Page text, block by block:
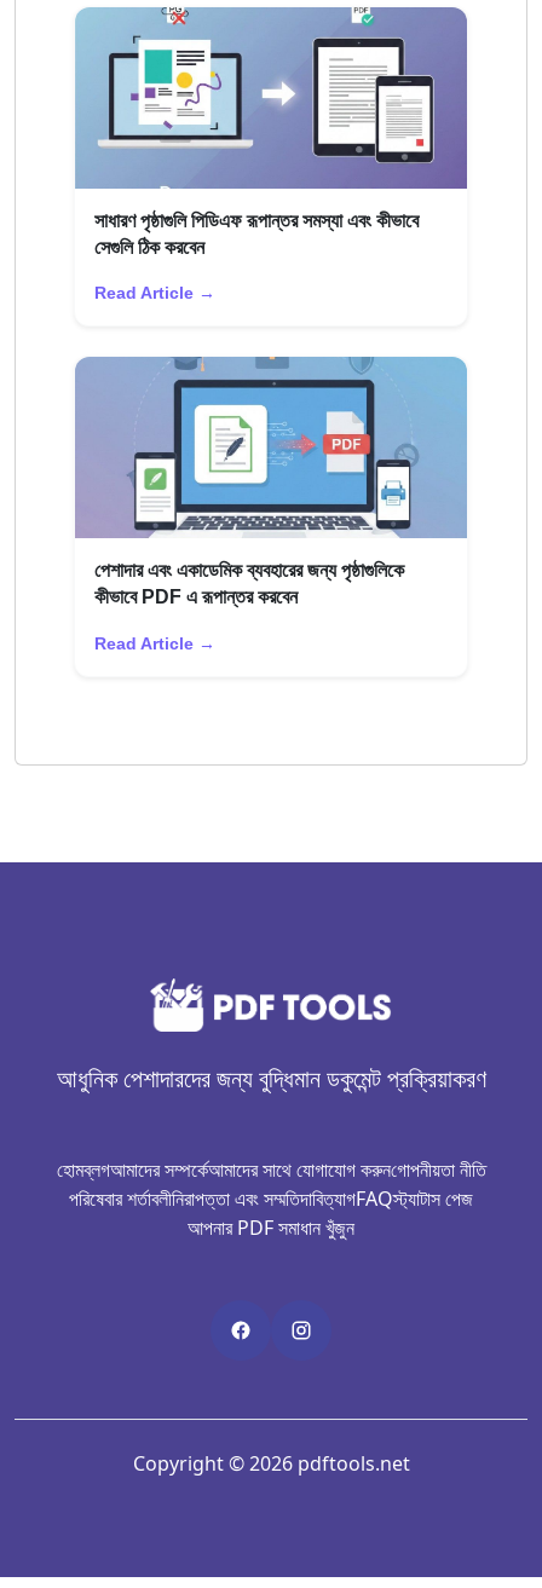
সাধারণ পৃষ্ঠাগুলি পিডিএফ রূপান্তর সমস্যা এবং কীভাবে
সেগুলি ঠিক করবেন
Read Article →
পেশাদার এবং একাডেমিক ব্যবহারের জন্য পৃষ্ঠাগুলিকে
কীভাবে PDF এ রূপান্তর করবেন
Read Article →
আধুনিক পেশাদারদের জন্য বুদ্ধিমান ডকুমেন্ট প্রক্রিয়াকরণ
হোমব্লগআমাদের সম্পর্কেআমাদের সাথে যোগাযোগ করুনগোপনীয়তা নীতি
পরিষেবার শর্তাবলীনিরাপত্তা এবং সম্মতিদাবিত্যাগFAQস্ট্যাটাস পেজ
আপনার PDF সমাধান খুঁজুন
Copyright © 2026 pdftools.net